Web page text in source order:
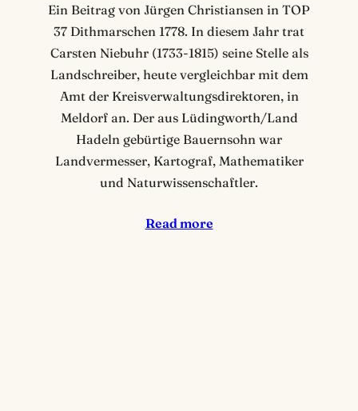
Ein Beitrag von Jürgen Christiansen in TOP
37 Dithmarschen 1778. In diesem Jahr trat
Carsten Niebuhr (1733-1815) seine Stelle als
Landschreiber, heute vergleichbar mit dem
Amt der Kreisverwaltungsdirektoren, in
Meldorf an. Der aus Lüdingworth/Land
Hadeln gebürtige Bauernsohn war
Landvermesser, Kartograf, Mathematiker
und Naturwissenschaftler.
Read more